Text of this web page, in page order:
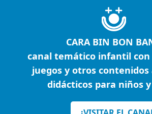
CARA BIN BON
canal temático infantil con
juegos y otros contenidos
didácticos para niños